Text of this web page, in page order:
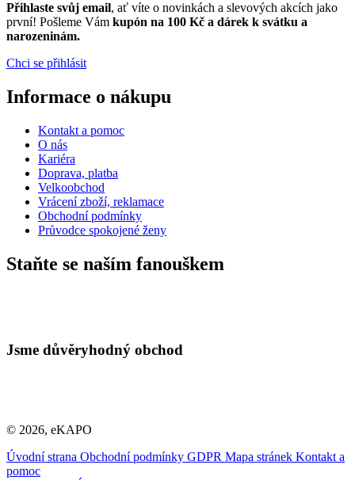
Přihlaste svůj email, ať víte o novinkách a slevových akcích jako
první! Pošleme Vám kupón na 100 Kč a dárek k svátku a
narozeninám.
Chci se přihlásit
Informace o nákupu
Kontakt a pomoc
O nás
Kariéra
Doprava, platba
Velkoobchod
Vrácení zboží, reklamace
Obchodní podmínky
Průvodce spokojené ženy
Staňte se naším fanouškem
Jsme důvěryhodný obchod
© 2026, eKAPO
Úvodní strana Obchodní podmínky GDPR Mapa stránek Kontakt a
pomoc